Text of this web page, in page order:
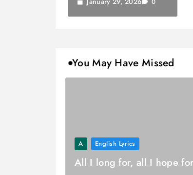
You May Have Missed
A English Lyrics
All I long for, all I hope